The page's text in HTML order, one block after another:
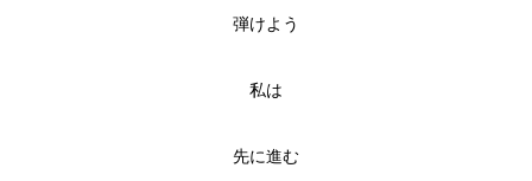
弾けよう
私は
先に進む